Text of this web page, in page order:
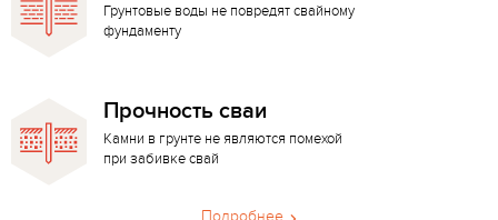
Грунтовые воды не повредят свайному
фундаменту
Прочность сваи
Камни в грунте не являются помехой
при забивке свай
Подробнее